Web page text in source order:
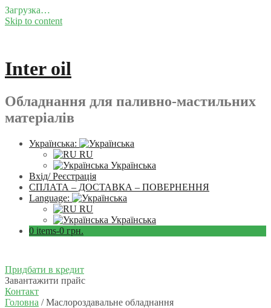
Загрузка…
Skip to content
Inter oil
Обладнання для паливно-мастильних
матеріалів
Українська:
RU
Українська
Вхід/ Реєстрація
СПЛАТА – ДОСТАВКА – ПОВЕРНЕННЯ
Language:
RU
Українська
0 items-0 грн.
Придбати в кредит
Завантажити прайс
Контакт
Головна / Маслороздавальне обладнання